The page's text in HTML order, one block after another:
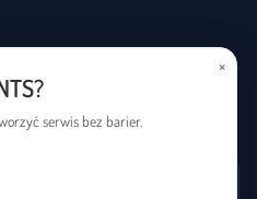
×
serwis bez barier.